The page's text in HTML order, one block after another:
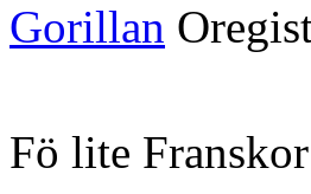
Gorillan
Fö lite